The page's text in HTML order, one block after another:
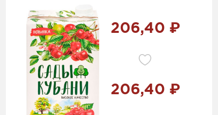
206,40 ₽
206,40 ₽